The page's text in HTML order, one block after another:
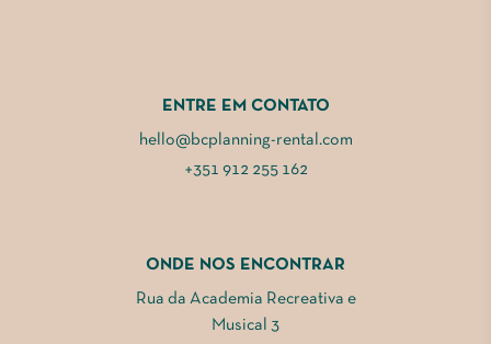
ENTRE EM CONTATO
hello@bcplanning-rental.com
+351 912 255 162
ONDE NOS ENCONTRAR
Rua da Academia Recreativa e
Musical 3